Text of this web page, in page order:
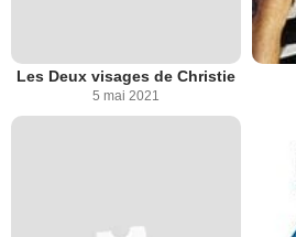
Les Deux visages de Christie
5 mai 2021